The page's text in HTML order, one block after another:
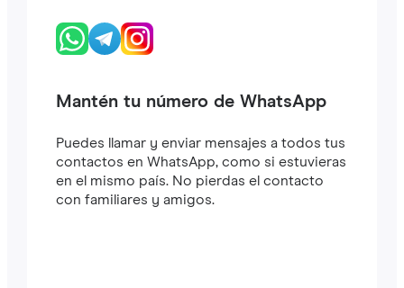
Mantén tu número de WhatsApp
Puedes llamar y enviar mensajes a todos tus
contactos en WhatsApp, como si estuvieras
en el mismo país. No pierdas el contacto
con familiares y amigos.